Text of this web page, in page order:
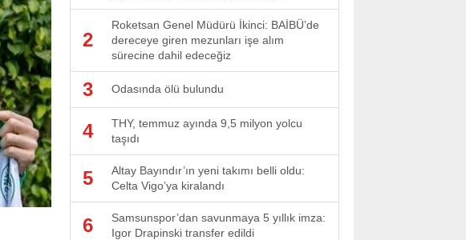
2
Roketsan Genel Müdürü İkinci: BAİBÜ’de
dereceye giren mezunları işe alım
sürecine dahil edeceğiz
3 Odasında ölü bulundu
4
THY, temmuz ayında 9,5 milyon yolcu
taşıdı
5
Altay Bayındır’ın yeni takımı belli oldu:
Celta Vigo’ya kiralandı
6
Samsunspor’dan savunmaya 5 yıllık imza:
Igor Drapinski transfer edildi